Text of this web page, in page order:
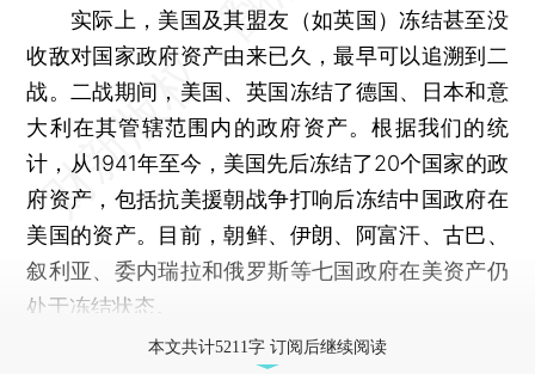
实际上，美国及其盟友（如英国）冻结甚至没
收敌对国家政府资产由来已久，最早可以追溯到二
战。二战期间，美国、英国冻结了德国、日本和意
大利在其管辖范围内的政府资产。根据我们的统
计，从1941年至今，美国先后冻结了20个国家的政
府资产，包括抗美援朝战争打响后冻结中国政府在
美国的资产。目前，朝鲜、伊朗、阿富汗、古巴、
叙利亚、委内瑞拉和俄罗斯等七国政府在美资产仍
处于冻结状态。
本文共计5211字 订阅后继续阅读